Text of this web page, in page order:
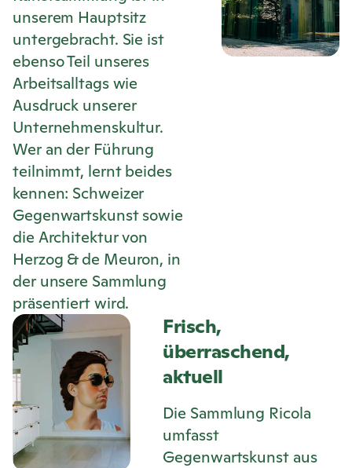
unserem Hauptsitz
untergebracht. Sie ist
ebenso Teil unseres
Arbeitsalltags wie
Ausdruck unserer
Unternehmenskultur.
Wer an der Führung
teilnimmt, lernt beides
kennen: Schweizer
Gegenwartskunst sowie
die Architektur von
Herzog & de Meuron, in
der unsere Sammlung
präsentiert wird.
Frisch,
überraschend,
aktuell
Die Sammlung Ricola
umfasst
Gegenwartskunst aus